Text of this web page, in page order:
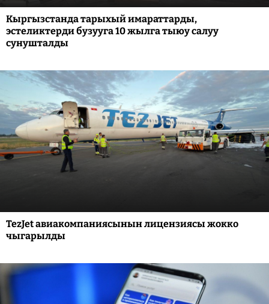
Кыргызстанда тарыхый имараттарды,
эстеликтерди бузууга 10 жылга тыюу салуу
сунушталды
TezJet авиакомпаниясынын лицензиясы жокко
чыгарылды